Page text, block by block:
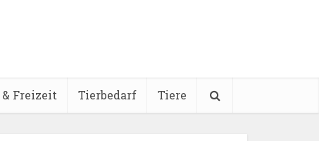
& Freizeit Tierbedarf Tiere